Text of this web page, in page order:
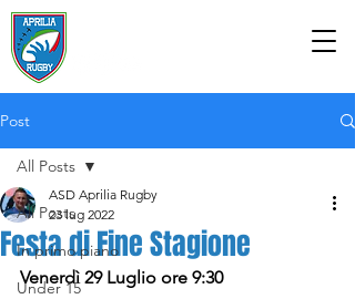
Post
All Posts
In primo piano
Under 15
All Posts
Festa di Fine Stagione
ASD Aprilia Rugby
23 lug 2022
Venerdì 29 Luglio ore 9:30